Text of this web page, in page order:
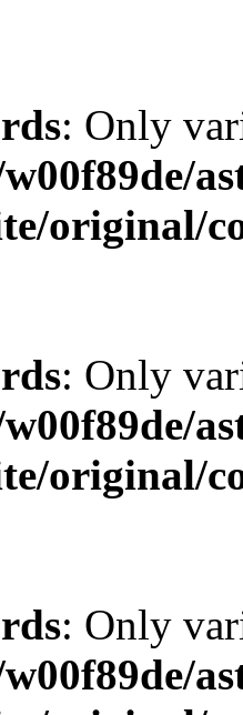
: Only
original/
: Only
original/
: Only